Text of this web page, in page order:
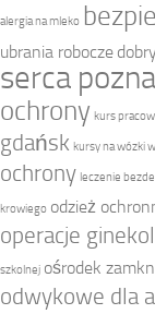
alergia na mleko
ubrania robocze
serca
ochrony kurs
gdańsk kursy na wózki
ochrony leczenie
krowiego odzież
operacje
szkolnej ośrodek
odwykowe dla